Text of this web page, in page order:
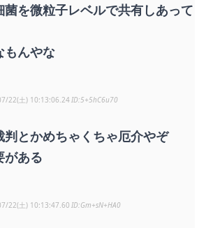
を微粒子レベルで共有しあって
もんやな
22(土) 10:13:06.24 5+5hC6u70
とかめちゃくちゃ厄介やぞ
がある
22(土) 10:13:47.60 Gm+sN+HA0